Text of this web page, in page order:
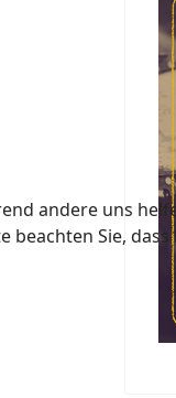
andere uns
beachten Sie,